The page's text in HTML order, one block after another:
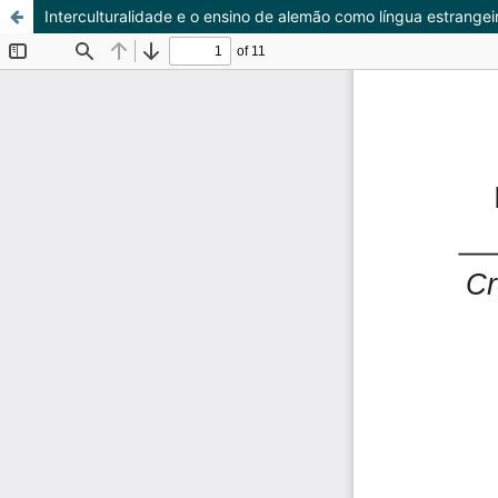
Interculturalidade e o ensino de alemão como língua